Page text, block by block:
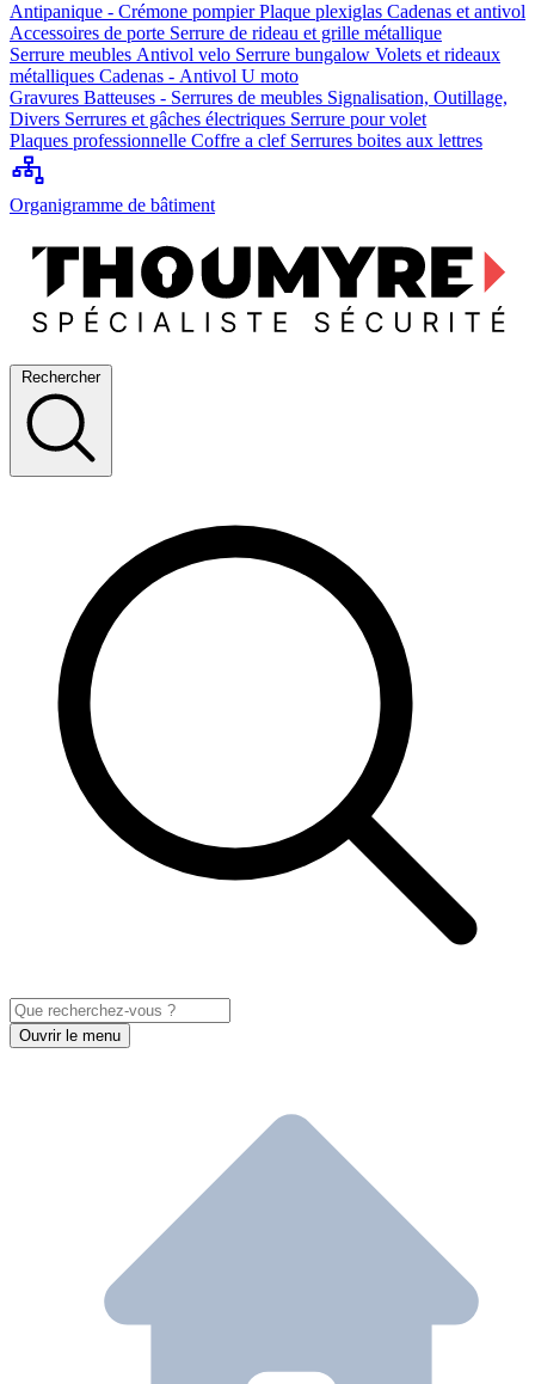
Antipanique - Crémone pompierPlaque plexiglas Cadenas et antivol
Accessoires de porte Serrure de rideau et grille métallique
Serrure meubles Antivol velo Serrure bungalow Volets et rideaux
métalliques Cadenas - Antivol U moto
Gravures Batteuses - Serrures de meubles Signalisation, Outillage,
Divers Serrures et gâches électriques Serrure pour volet
Plaques professionnelle Coffre a clef Serrures boites aux lettres
Organigramme de bâtiment
Rechercher
Ouvrir le menu